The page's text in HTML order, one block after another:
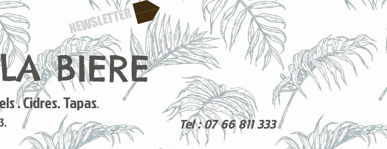
. Cidres. Tapas.
BIERE
NEWSLETTER
Tel : 07 66 811 333